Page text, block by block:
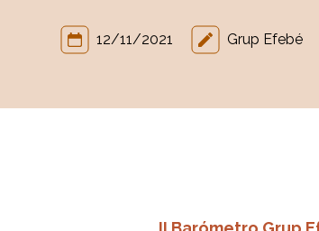
12/11/2021 Grup Efebé